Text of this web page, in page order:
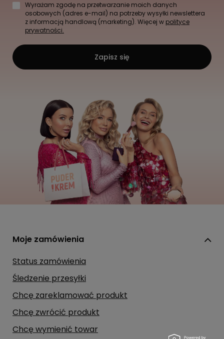
Wyrażam zgodę na przetwarzanie moich danych
osobowych (adres e-mail) na potrzeby wysyłki newslettera
z informacją handlową (marketing). Więcej w polityce
prywatności.
Zapisz się
Moje zamówienia
Status zamówienia
Śledzenie przesyłki
Chcę zareklamować produkt
Chcę zwrócić produkt
Chcę wymienić towar